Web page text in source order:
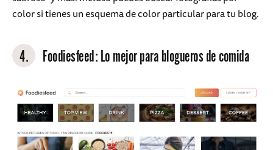
color si tienes un esquema de color particular para tu blog.
4. Foodiesfeed: Lo mejor para blogueros de comida